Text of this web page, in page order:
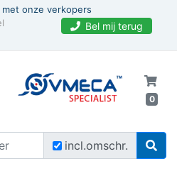
onze verkopers
Bel mij terug
0
incl.omschr.